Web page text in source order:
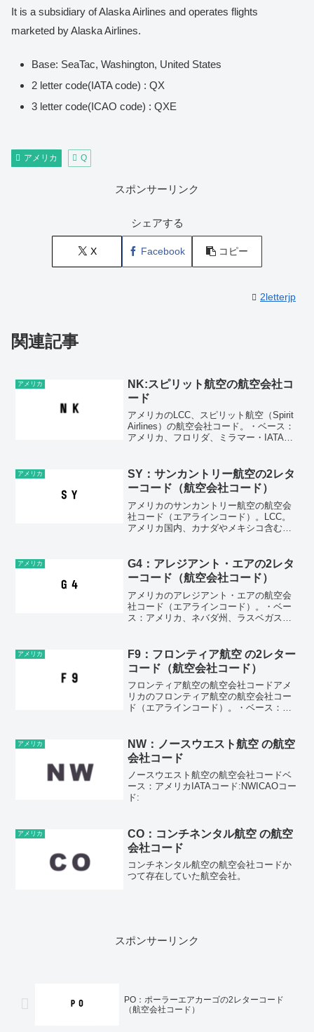
It is a subsidiary of Alaska Airlines and operates flights
marketed by Alaska Airlines.
Base: SeaTac, Washington, United States
2 letter code(IATA code) : QX
3 letter code(ICAO code) : QXE
アメリカ Q
スポンサーリンク
シェアする
X Facebook コピー
2letterjp
関連記事
アメリカ
NK:スピリット航空の航空会社コ
ード
アメリカのLCC、スピリット航空（Spirit
Airlines）の航空会社コード。・ベース：
アメリカ、フロリダ、ミラマー・IATAコ
アメリカ
SY：サンカントリー航空の2レタ
ーコード（航空会社コード）
アメリカのサンカントリー航空の航空会
社コード（エアラインコード）。LCC。
アメリカ国内、カナダやメキシコ含む中
リス・2レターコード（IATAコード）：
SY・3レターコー...
アメリカ
G4：アレジアント・エアの2レタ
ーコード（航空会社コード）
アメリカのアレジアント・エアの航空会
社コード（エアラインコード）。・ベー
ス：アメリカ、ネバダ州、ラスベガス・2
code (2-letter cod...
アメリカ
F9：フロンティア航空 の2レター
コード（航空会社コード）
フロンティア航空の航空会社コードアメ
リカのフロンティア航空の航空会社コー
ド（エアラインコード）。・ベース：ア
ード（ICAOコード)：FFTAirline cod...
アメリカ
NW：ノースウエスト航空 の航空
会社コード
ノースウエスト航空の航空会社コードベ
ース：アメリカIATAコード:NWICAOコー
ド:
アメリカ
CO：コンチネンタル航空 の航空
会社コード
コンチネンタル航空の航空会社コードか
つて存在していた航空会社。
スポンサーリンク
PO：ポーラーエアカーゴの2レターコード
（航空会社コード）